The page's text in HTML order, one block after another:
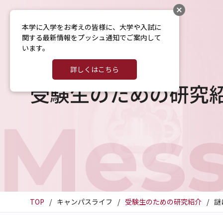
受験生のための研究
TOP キャンパスライフ 受験生のための研究紹介 謎
本学に入学をお考えの皆様に、大学や入試に
関する最新情報をプッシュ通知でご案内して
います。
詳しくはこちら